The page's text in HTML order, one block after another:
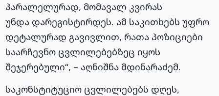
პარალელურად, მომავალ კვირას
უნდა დარეგისტირდეს. ამ საკითხებს უფრო
დეტალურად გავივლით, რათა პოზიციები
საარჩევნო ცვლილებებზეც იყოს
შეჯერებული“, – აღნიშნა მდინარაძემ.
საკონსტიტუციო ცვლილებებს დღეს,